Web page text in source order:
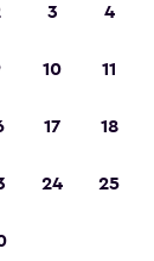
3 4
10 11
17 18
24 25